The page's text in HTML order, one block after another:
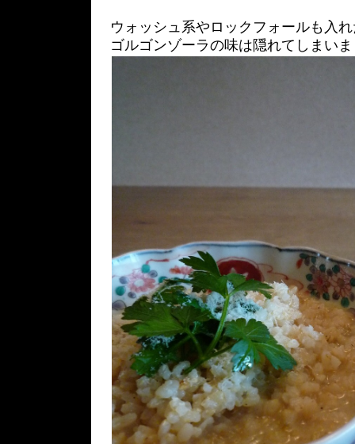
ウォッシュ系やロックフォールも入
ゴルゴンゾーラの味は隠れてしまい